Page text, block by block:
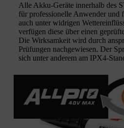
Alle Akku-Geräte innerhalb des
für professionelle Anwender und
auch unter widrigen
verfügen diese über einen
Die Wirksamkeit wird durch
Prüfungen nachgewiesen. Der
sich unter anderem am IPX4-